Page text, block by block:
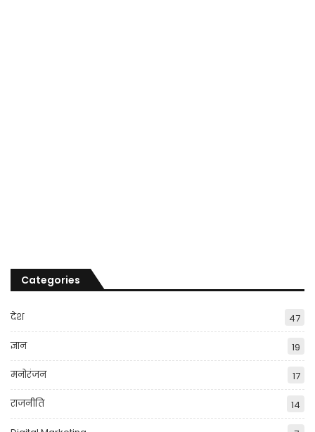
Categories
देश 47
ज्ञान 19
मनोरंजन 17
राजनीति 14